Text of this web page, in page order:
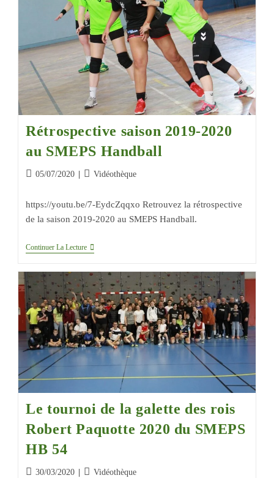
Rétrospective saison 2019-2020
au SMEPS Handball
05/07/2020 Vidéothèque
https://youtu.be/7-EydcZqqxo Retrouvez la rétrospective
de la saison 2019-2020 au SMEPS Handball.
Continuer La Lecture
Le tournoi de la galette des rois
Robert Paquotte 2020 du SMEPS
HB 54
30/03/2020 Vidéothèque